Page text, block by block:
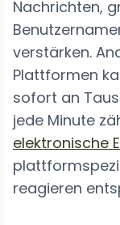
Nachrichten,
verstärken.
Plattformen
sofort an
jede Minute
elektronische
reagieren